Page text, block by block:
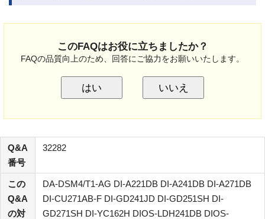
このFAQはお役に立ちましたか？
FAQの品質向上のため、回答にご協力をお願いいたします。
はい いいえ
Q&A
番号
32282
この
Q&A
の対
DA-DSM4/T1-AG DI-A221DB DI-A241DB DI-A271DB
DI-CU271AB-F DI-GD241JD DI-GD251SH DI-
GD271SH DI-YC162H DIOS-LDH241DB DIOS-